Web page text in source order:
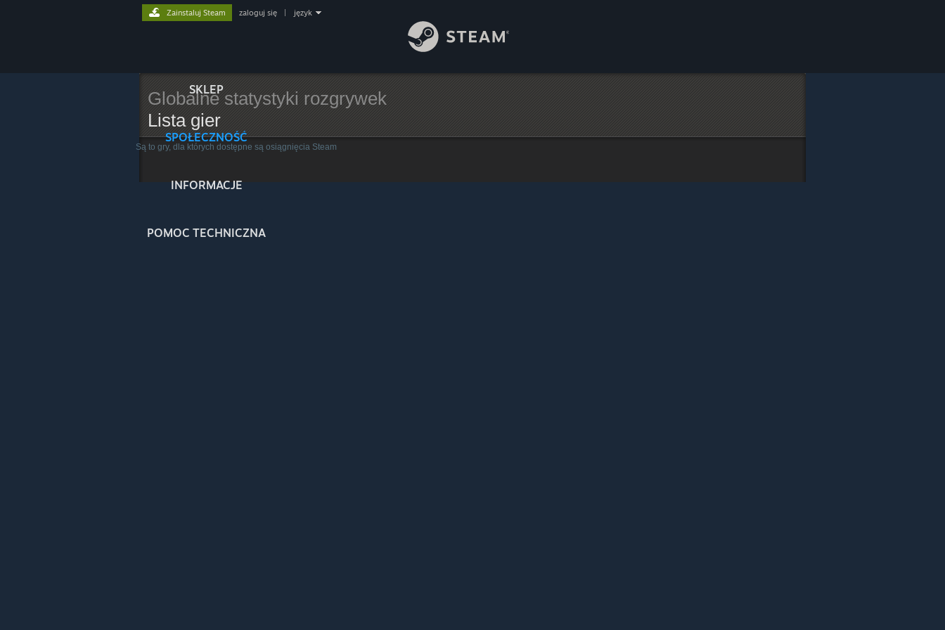
SKLEP
SPOŁECZNOŚĆ
INFORMACJE
POMOC TECHNICZNA
Zainstaluj Steam zaloguj się język
Globalne statystyki rozgrywek
Lista gier
Są to gry, dla których dostępne są osiągnięcia Steam